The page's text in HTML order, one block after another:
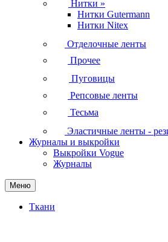
Нитки »
Нитки Gutermann
Нитки Nitex
Отделочные ленты
Прочее
Пуговицы
Репсовые ленты
Тесьма
Эластичные ленты -
Журналы и выкройки
Выкройки Vogue
Журналы
Меню
Ткани